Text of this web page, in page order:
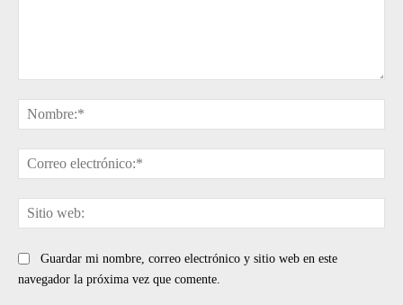
Guardar mi nombre, correo electrónico y sitio web en este
navegador la próxima vez que comente.